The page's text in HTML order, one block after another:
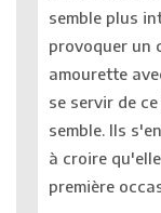
semble plus
provoquer un
amourette
se servir de
semble. Ils
à croire
première